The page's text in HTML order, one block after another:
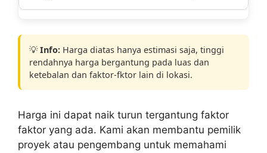
💡Info: Harga diatas hanya estimasi saja, tinggi
rendahnya harga bergantung pada luas dan
ketebalan dan faktor-fktor lain di lokasi.
Harga ini dapat naik turun tergantung faktor
faktor yang ada. Kami akan membantu pemilik
proyek atau pengembang untuk memahami